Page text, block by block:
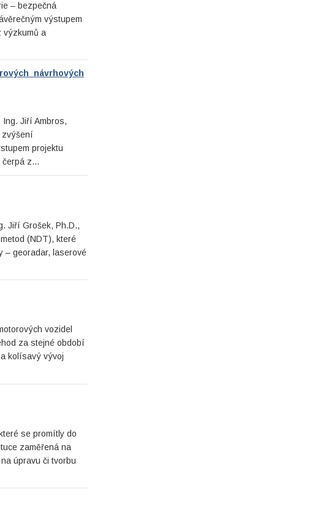
– bezpečná
výstupem
výzkumů a
návrhových
Jiří Ambros,
zvýšení
projektu
čerpá z…
Jiří Grošek, Ph.D.,
(NDT), které
– georadar, laserové
vozidel
za stejné období
kolísavý vývoj
se promítly do
zaměřená na
úpravu či tvorbu